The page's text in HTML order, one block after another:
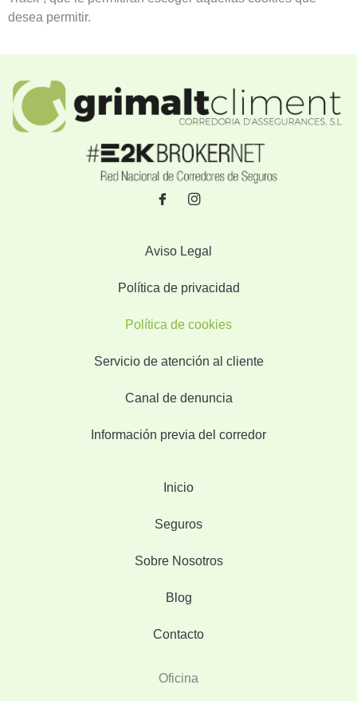
desea permitir.
Aviso Legal
Política de privacidad
Política de cookies
Servicio de atención al cliente
Canal de denuncia
Información previa del corredor
Inicio
Seguros
Sobre Nosotros
Blog
Contacto
Oficina